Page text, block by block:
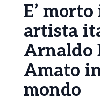
E’
artista
Arnaldo
Amato
mondo